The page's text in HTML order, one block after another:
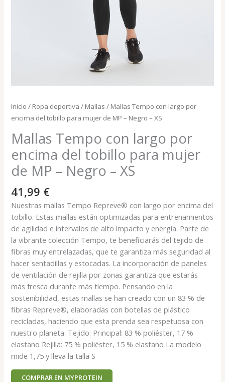
Inicio / Ropa deportiva / Mallas / Mallas Tempo con largo por
encima del tobillo para mujer de MP – Negro – XS
Mallas Tempo con largo por
encima del tobillo para mujer
de MP – Negro – XS
41,99 €
Nuestras mallas Tempo Repreve® con largo por encima del
tobillo. Estas mallas están optimizadas para entrenamientos
de agilidad e intervalos de alto impacto y energía. Parte de
la vibrante colección Tempo, te beneficiarás del tejido de
fibras muy entrelazadas, que te garantiza más seguridad al
hacer sentadillas y estocadas. La incorporación de paneles
de ventilación de rejilla por zonas garantiza que estarás
más fresca durante más tiempo. Pensando en la
sostenibilidad, estas mallas se han creado con un 83 % de
fibras Repreve®, elaboradas con botellas de plástico
recicladas, haciendo que esta prenda sea respetuosa con
nuestro planeta. Tejido: Principal: 83 % poliéster, 17 %
elastano Rejilla: 75 % poliéster, 15 % elastano La modelo
mide 1,75 y lleva la talla S
COMPRAR EN MYPROTEIN